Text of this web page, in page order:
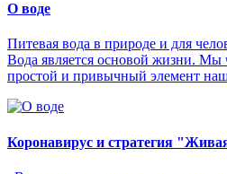
О воде
Питевая вода в природе и для
Вода является основой жизни. Мы
простой и привычный элемент
Коронавирус и стратегия